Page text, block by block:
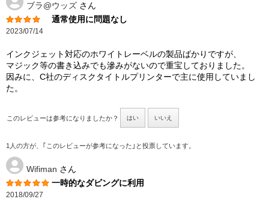
ブラ@ウッズ さん
通常使用に問題なし
2023/07/14
インクジェット対応のホワイトレーベルの製品ばかりですが、
マジック等の書き込みでも滲みがないので重宝しておりました。
因みに、C社のディスクタイトルプリンターで主に使用していまし
た。
このレビューは参考になりましたか？ はい いいえ
1人の方が、｢このレビューが参考になった｣と投票しています。
Wifiman さん
一時的なダビングに利用
2018/09/27